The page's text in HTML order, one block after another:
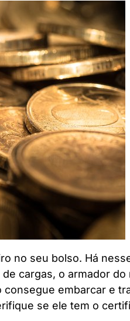
no seu bolso. Há
cargas, o armador
embarcar e
se ele tem o